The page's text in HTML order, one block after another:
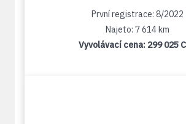
První registrace: 8/2022
Najeto: 7 614 km
Vyvolávací cena: 299 025